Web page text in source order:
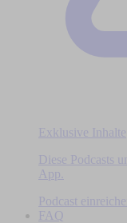
Exklusive Inhalte
Diese Podcasts
App.
Podcast einreichen
FAQ